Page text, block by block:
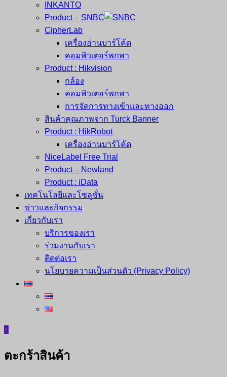
INKANTO
Product – SNBC
CipherLab
เครื่องอ่านบาร์โค้ด
คอมพิวเตอร์พกพา
Product : Hikvision
กล้อง
คอมพิวเตอร์พกพา
การจัดการทางเข้าและทางออก
สินค้าคุณภาพจาก Turck Banner
Product : HikRobot
เครื่องอ่านบาร์โค้ด
NiceLabel Free Trial
Product – Newland
Product : iData
เทคโนโลยีและโซลูชั่น
ข่าวและกิจกรรม
เกี่ยวกับเรา
บริการของเรา
ร่วมงานกับเรา
ติดต่อเรา
นโยบายความเป็นส่วนตัว (Privacy Policy)
0
ตะกร้าสินค้า